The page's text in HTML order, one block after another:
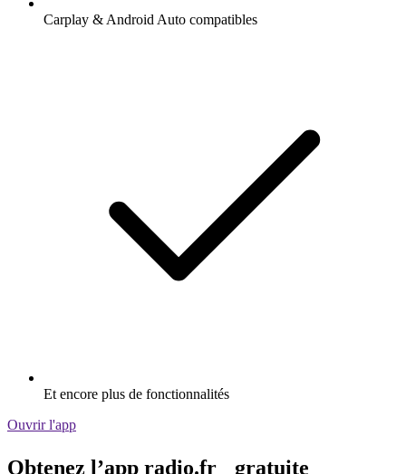
Carplay & Android Auto compatibles
Et encore plus de fonctionnalités
Ouvrir l'app
Obtenez l’app radio.fr gratuite